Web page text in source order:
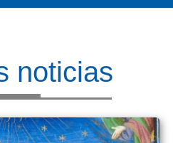
noticias